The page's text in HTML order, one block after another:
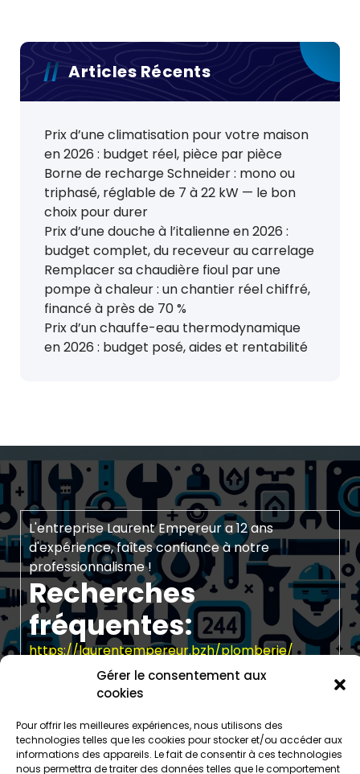
Gérer le consentement aux
cookies
Pour offrir les meilleures expériences, nous utilisons des
technologies telles que les cookies pour stocker et/ou accéder aux
informations des appareils. Le fait de consentir à ces technologies
nous permettra de traiter des données telles que le comportement
Articles Récents
Prix d’une climatisation pour votre maison
en 2026 : budget réel, pièce par pièce
Borne de recharge Schneider : mono ou
triphasé, réglable de 7 à 22 kW — le bon
choix pour durer
Prix d’une douche à l’italienne en 2026 :
budget complet, du receveur au carrelage
Remplacer sa chaudière fioul par une
pompe à chaleur : un chantier réel chiffré,
financé à près de 70 %
Prix d’un chauffe-eau thermodynamique
en 2026 : budget posé, aides et rentabilité
L'entreprise Laurent Empereur a 12 ans
d'expérience, faîtes confiance à notre
professionnalisme !
Recherches
fréquentes:
https://laurentempereur.bzh/plomberie/
https://laurentempereur.bzh/home-horaires-
mail-telephone-contact-empereur-finistere-
https://laurentempereur.bzh/electricite/
a-santec-installation-depannage-entretien/
https://laurentempereur.bzh/electricite/